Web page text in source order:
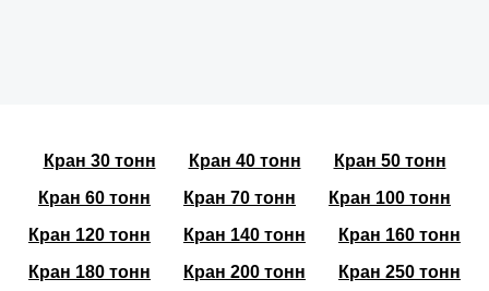
Кран 30 тонн Кран 40 тонн
Кран 50 тонн
Кран 60 тонн
Кран 70 тонн
Кран 100 тонн
Кран 120 тонн
Кран 140 тонн
Кран 160 тонн
Кран 180 тонн
Кран 200 тонн
Кран 250 тонн